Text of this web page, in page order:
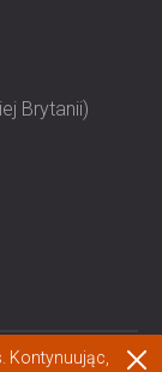
Brytanii)
Kontynuując,